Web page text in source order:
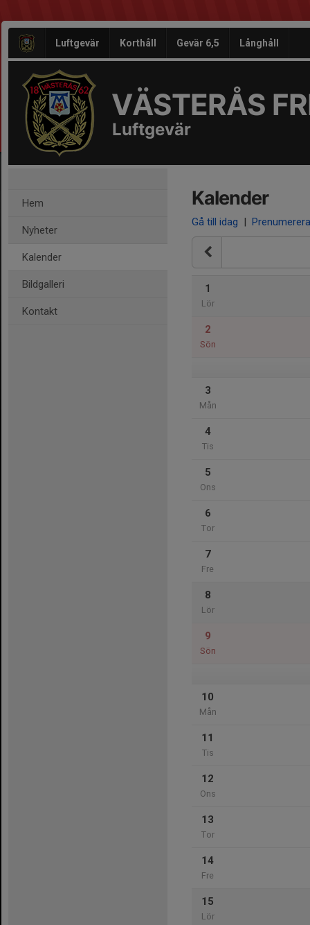
Luftgevär Korthåll Gevär 6,5 Långhåll
VÄSTERÅS
Luftgevär
Hem
Nyheter
Kalender
Bildgalleri
Kontakt
Kalender
Gå till idag | Prenumerera
1
Lör
2
Sön
3
Mån
4
Tis
5
Ons
6
Tor
7
Fre
8
Lör
9
Sön
10
Mån
11
Tis
12
Ons
13
Tor
14
Fre
15
Lör